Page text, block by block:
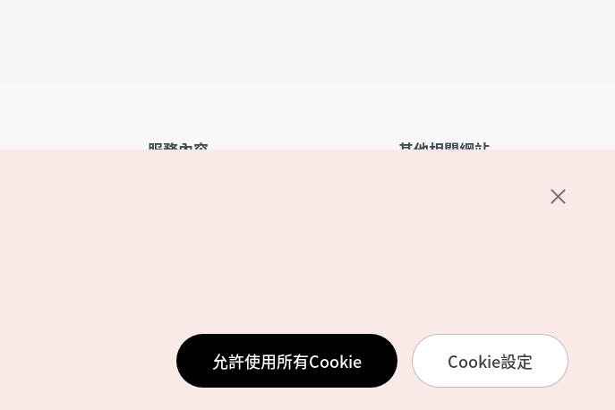
服務內容
位置資訊服務使用條款
個人位置資訊處理方針
其他相關網站
允許使用所有Cookie Cookie設定